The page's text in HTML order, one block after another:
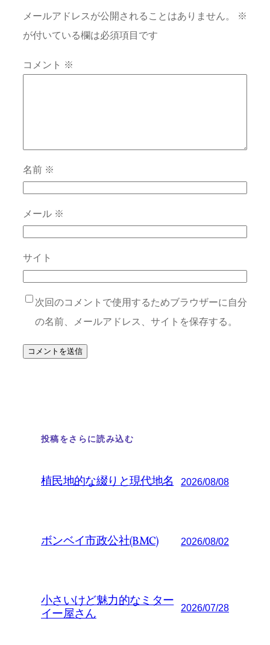
メールアドレスが公開されることはありません。
※
が付いている欄は必須項目です
コメント ※
名前 ※
メール ※
サイト
次回のコメントで使用するためブラウザーに自分
の名前、メールアドレス、サイトを保存する。
投稿をさらに読み込む
植民地的な綴りと現代地名 2026/08/08
ボンベイ市政公社(BMC) 2026/08/02
小さいけど魅力的なミター
イー屋さん
2026/07/28